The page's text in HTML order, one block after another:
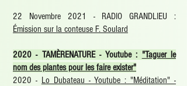
22 Novembre 2021 - RADIO GRANDLIEU :
Émission sur la conteuse F. Soulard
2020 - TAMÈRENATURE - Youtube : "Taguer le
nom des plantes pour les faire exister"
2020 - Lo Dubateau - Youtube : "Méditation" -